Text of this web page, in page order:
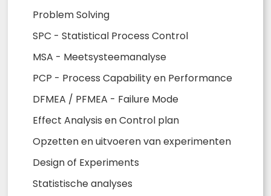
Problem Solving
SPC - Statistical Process Control
MSA - Meetsysteemanalyse
PCP - Process Capability en Performance
DFMEA / PFMEA - Failure Mode
Effect Analysis en Control plan
Opzetten en uitvoeren van experimenten
Design of Experiments
Statistische analyses